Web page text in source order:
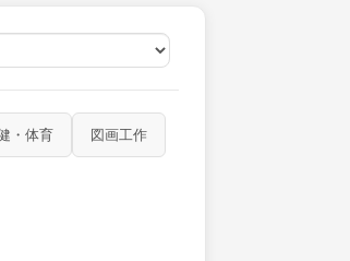
・体育 図画工作